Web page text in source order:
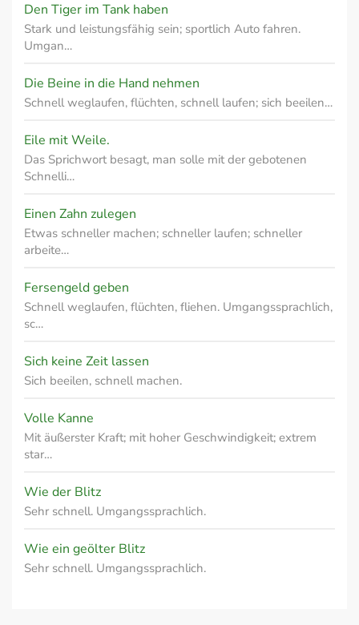
Den Tiger im Tank haben
Stark und leistungsfähig sein; sportlich Auto fahren.
Umgan…
Die Beine in die Hand nehmen
Schnell weglaufen, flüchten, schnell laufen; sich beeilen…
Eile mit Weile.
Das Sprichwort besagt, man solle mit der gebotenen
Schnelli…
Einen Zahn zulegen
Etwas schneller machen; schneller laufen; schneller
arbeite…
Fersengeld geben
Schnell weglaufen, flüchten, fliehen. Umgangssprachlich,
sc…
Sich keine Zeit lassen
Sich beeilen, schnell machen.
Volle Kanne
Mit äußerster Kraft; mit hoher Geschwindigkeit; extrem
star…
Wie der Blitz
Sehr schnell. Umgangssprachlich.
Wie ein geölter Blitz
Sehr schnell. Umgangssprachlich.